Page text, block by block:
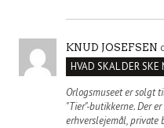
KNUD JOSEFSEN
HVAD SKAL DER SKE
Orlogsmuseet er solgt
"Tier"-butikkerne. Der
erhverslejemål, private